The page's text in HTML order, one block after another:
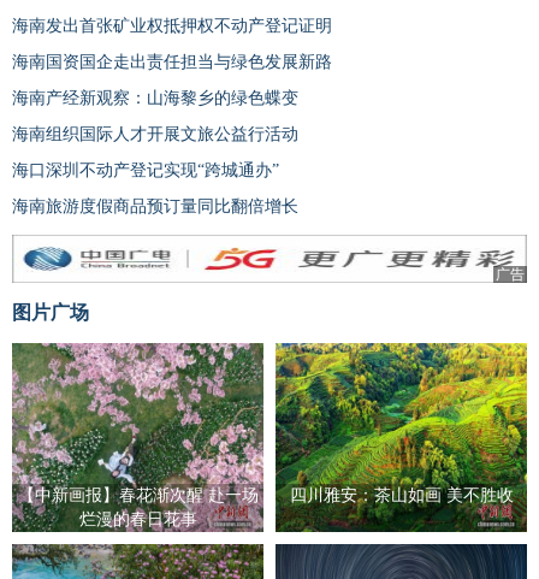
海南发出首张矿业权抵押权不动产登记证明
海南国资国企走出责任担当与绿色发展新路
海南产经新观察：山海黎乡的绿色蝶变
海南组织国际人才开展文旅公益行活动
海口深圳不动产登记实现“跨城通办”
海南旅游度假商品预订量同比翻倍增长
广告
图片广场
【中新画报】春花渐次醒 赴一场
烂漫的春日花事
四川雅安：茶山如画 美不胜收